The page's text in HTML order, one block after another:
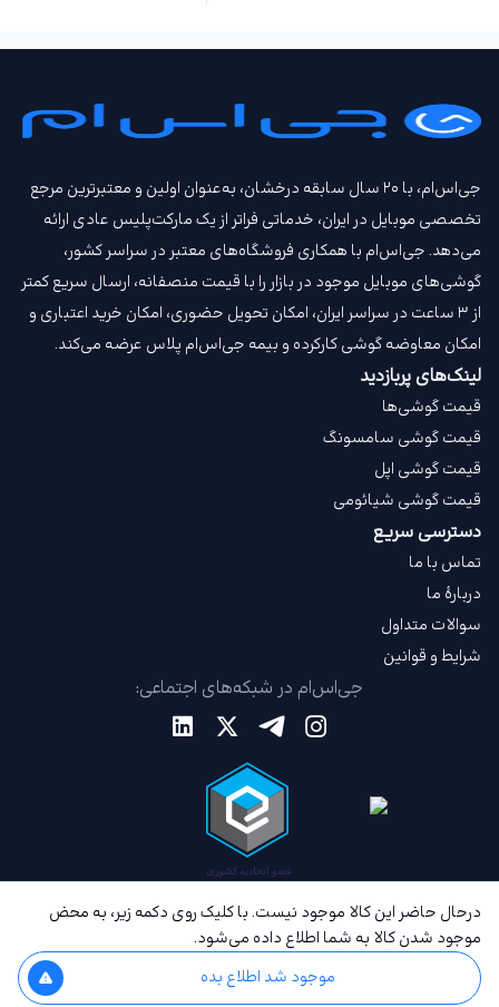
درحال حاضر این کالا موجود نیست. با کلیک روی دکمه زیر، به محض
موجود شدن کالا به شما اطلاع داده می‌شود.
موجود شد اطلاع بده
جی‌اس‌ام، با ۲۰ سال سابقه درخشان، به‌عنوان اولین و معتبرترین مرجع
تخصصی موبایل در ایران، خدماتی فراتر از یک مارکت‌پلیس عادی ارائه
می‌دهد. جی‌اس‌ام با همکاری فروشگاه‌های معتبر در سراسر کشور،
گوشی‌های موبایل موجود در بازار را با قیمت‌ منصفانه، ارسال سریع کمتر
از ۳ ساعت در سراسر ایران، امکان تحویل حضوری، امکان خرید اعتباری و
امکان معاوضه گوشی کارکرده و بیمه جی‌اس‌ام‌ پلاس عرضه می‌کند.
لینک‌های پربازدید
قیمت گوشی‌ها
قیمت گوشی سامسونگ
قیمت گوشی اپل
قیمت گوشی شیائومی
دسترسی سریع
تماس با ما
دربارهٔ ما
سوالات متداول
شرایط و قوانین
جی‌اس‌ام در شبکه‌های اجتماعی: